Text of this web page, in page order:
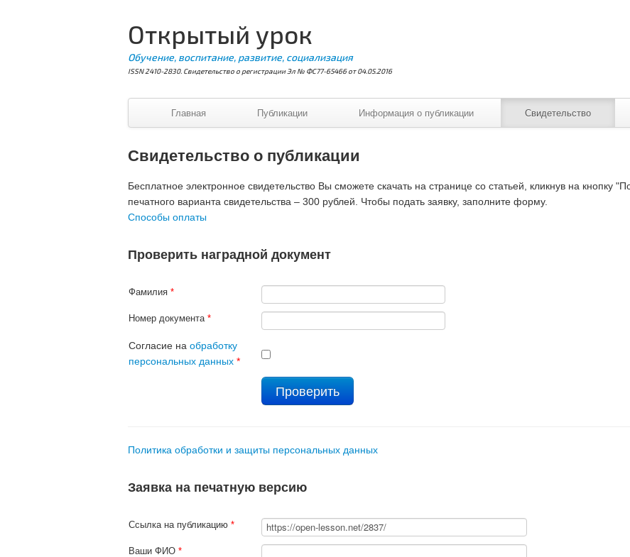
Открытый урок
Обучение, воспитание, развитие, социализация
ISSN 2410-2830. Свидетельство о регистрации Эл № ФС77-65466 от 04.05.2016
Главная Публикации Информация о публикации Свидетельство
Свидетельство о публикации
Бесплатное электронное свидетельство Вы сможете скачать на странице со статьей, кликнув на кнопку
печатного варианта свидетельства – 300 рублей. Чтобы подать заявку, заполните форму.
Способы оплаты
Проверить наградной документ
Фамилия *
Номер документа *
Согласие на обработку
персональных данных *
Политика обработки и защиты персональных данных
Заявка на печатную версию
Ссылка на публикацию *
Ваши ФИО *